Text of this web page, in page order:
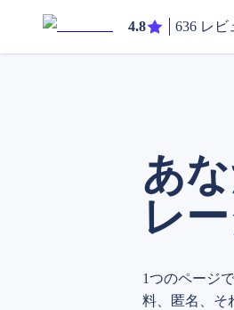
4.8 636 レビ
あ
レ
1つのページ
料、匿名、そ